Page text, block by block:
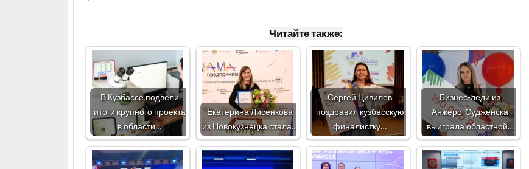
Читайте также:
В Кузбассе подвели
итоги крупного проекта
в области…
Екатерина Лисенкова
из Новокузнецка стала…
Сергей Цивилев
поздравил кузбасскую
финалистку…
Бизнес-леди из
Анжеро-Судженска
выиграла областной…